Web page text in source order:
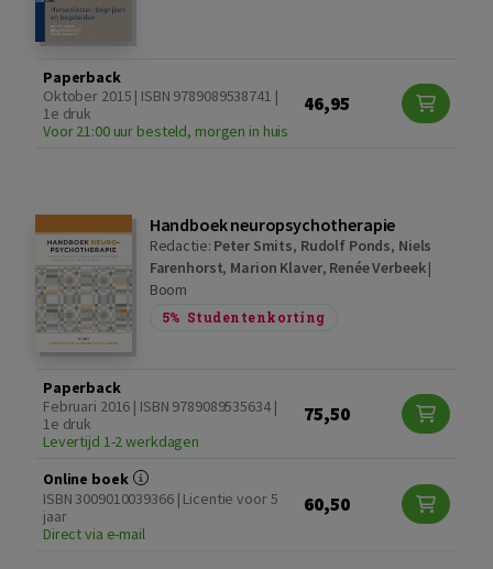
Paperback
Oktober 2015 | ISBN 9789089538741 |
1e druk
Voor 21:00 uur besteld, morgen in huis
46,95
Handboek neuropsychotherapie
Redactie: Peter Smits, Rudolf Ponds, Niels
Farenhorst, Marion Klaver, Renée Verbeek|
Boom
5% Studentenkorting
Paperback
Februari 2016 | ISBN 9789089535634 |
1e druk
Levertijd 1-2 werkdagen
75,50
Online boek
ISBN 3009010039366 | Licentie voor 5
jaar
Direct via e-mail
60,50